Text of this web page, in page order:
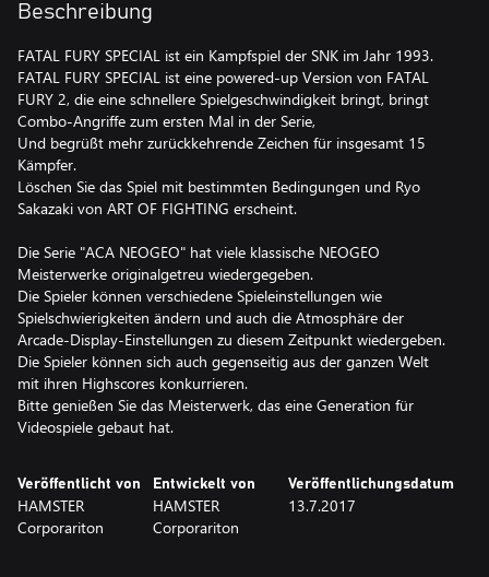
Beschreibung
FATAL FURY SPECIAL ist ein Kampfspiel der SNK im Jahr 1993.
FATAL FURY SPECIAL ist eine powered-up Version von FATAL
FURY 2, die eine schnellere Spielgeschwindigkeit bringt, bringt
Combo-Angriffe zum ersten Mal in der Serie,
Und begrüßt mehr zurückkehrende Zeichen für insgesamt 15
Kämpfer.
Löschen Sie das Spiel mit bestimmten Bedingungen und Ryo
Sakazaki von ART OF FIGHTING erscheint.
Die Serie "ACA NEOGEO" hat viele klassische NEOGEO
Meisterwerke originalgetreu wiedergegeben.
Die Spieler können verschiedene Spieleinstellungen wie
Spielschwierigkeiten ändern und auch die Atmosphäre der
Arcade-Display-Einstellungen zu diesem Zeitpunkt wiedergeben.
Die Spieler können sich auch gegenseitig aus der ganzen Welt
mit ihren Highscores konkurrieren.
Bitte genießen Sie das Meisterwerk, das eine Generation für
Videospiele gebaut hat.
Veröffentlicht von
HAMSTER
Corporariton
Entwickelt von
HAMSTER
Corporariton
Veröffentlichungsdatum
13.7.2017